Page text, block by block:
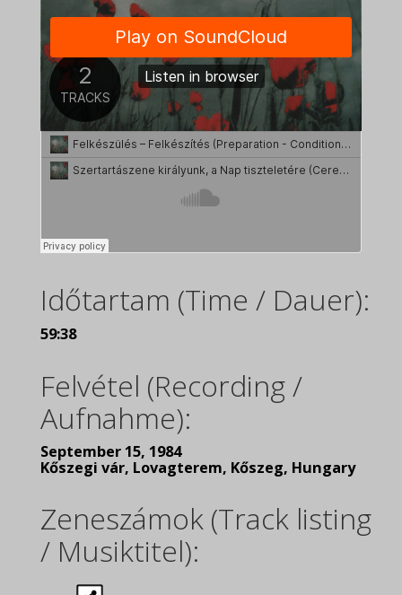
Időtartam (Time / Dauer):
59:38
Felvétel (Recording /
Aufnahme):
September 15, 1984
Kőszegi vár, Lovagterem, Kőszeg, Hungary
Zeneszámok (Track listing
/ Musiktitel):